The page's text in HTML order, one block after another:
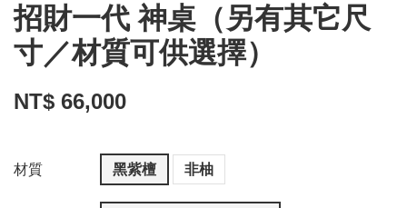
招財一代 神桌（另有其它尺
寸／材質可供選擇）
NT$ 66,000
材質 黑紫檀 非柚